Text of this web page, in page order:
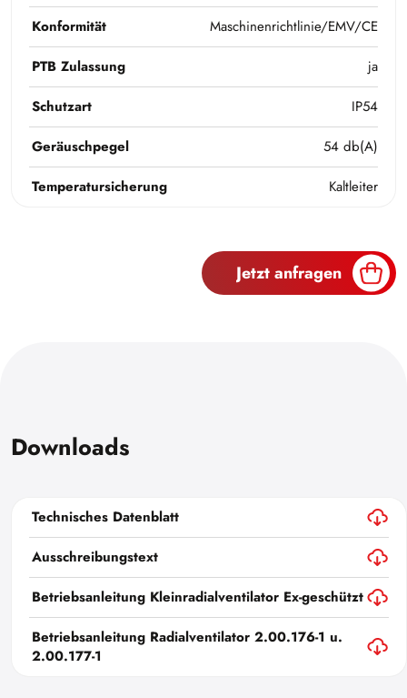
Konformität
Maschinenrichtlinie/EMV/CE
PTB Zulassung
ja
Schutzart
IP54
Geräuschpegel
54 db(A)
Temperatursicherung
Kaltleiter
Jetzt anfragen
Downloads
Technisches Datenblatt
Ausschreibungstext
Betriebsanleitung Kleinradialventilator Ex-geschützt
Betriebsanleitung Radialventilator 2.00.176-1 u.
2.00.177-1